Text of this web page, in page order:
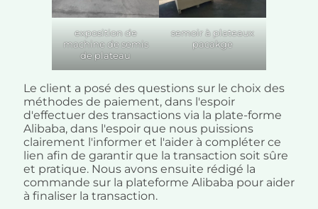
exposition de
machine de semis
de plateau
semoir à plateaux
pacakge
Le client a posé des questions sur le choix des
méthodes de paiement, dans l'espoir
d'effectuer des transactions via la plate-forme
Alibaba, dans l'espoir que nous puissions
clairement l'informer et l'aider à compléter ce
lien afin de garantir que la transaction soit sûre
et pratique. Nous avons ensuite rédigé la
commande sur la plateforme Alibaba pour aider
à finaliser la transaction.